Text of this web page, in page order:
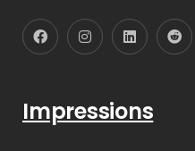
Impressions